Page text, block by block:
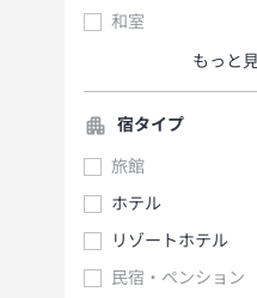
和室
もっと
宿タイプ
旅館
ホテル
リゾートホテル
民宿・ペンション